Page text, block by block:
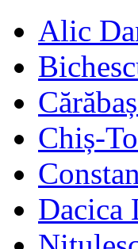
Alic
Chiș-
Dacica